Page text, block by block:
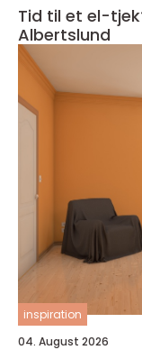
Tid til et el-
Albertslund
inspiration
04. August 2026